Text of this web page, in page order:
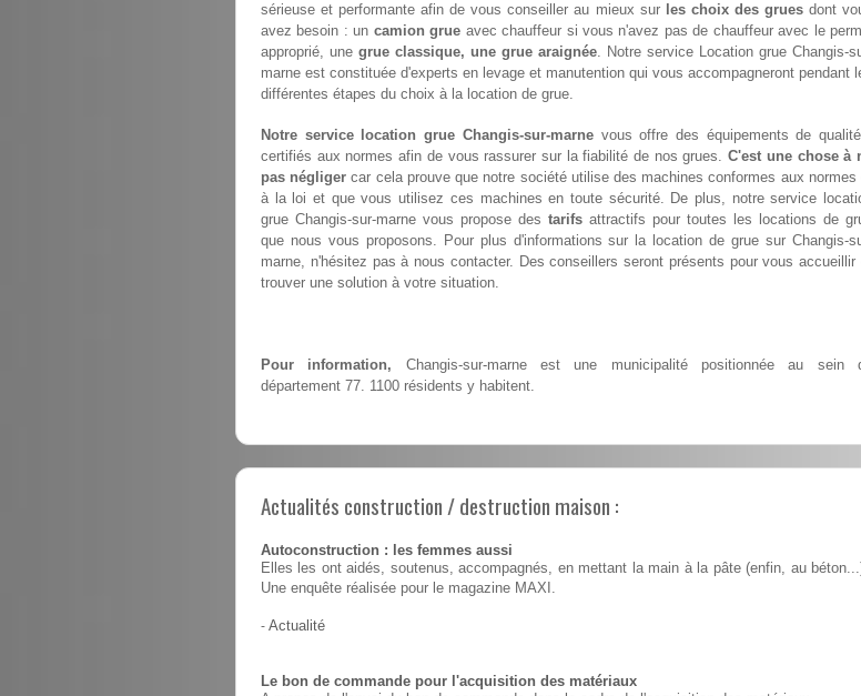
sérieuse et performante afin de vous conseiller au mieux sur les choix des gruesdont
avez besoin : un camion grue avec chauffeur si vous n'avez pas de chauffeur avec le
approprié, une grue classique, une grue araignée. Notre service Location grue Changis-
marne est constituée d'experts en levage et manutention qui vous accompagneront pendant
différentes étapes du choix à la location de grue.
Notre service location grue Changis-sur-marnevous offre des équipements de
certifiés aux normes afin de vous rassurer sur la fiabilité de nos grues.C'est une chose à
pas négliger car cela prouve que notre société utilise des machines conformes aux normes
à la loi et que vous utilisez ces machines en toute sécurité. De plus, notre service
grue Changis-sur-marne vous propose des tarifs attractifs pour toutes les locations de
que nous vous proposons. Pour plus d'informations sur la location de grue sur Changis-
marne, n'hésitez pas à nous contacter. Des conseillers seront présents pour vous accueillir
trouver une solution à votre situation.
Pour information, Changis-sur-marne est une municipalité positionnée au sein
département 77. 1100 résidents y habitent.
Actualités construction / destruction maison :
Autoconstruction : les femmes aussi
Elles les ont aidés, soutenus, accompagnés, en mettant la main à la pâte (enfin, au
Une enquête réalisée pour le magazine MAXI.
- Actualité
Le bon de commande pour l'acquisition des matériaux